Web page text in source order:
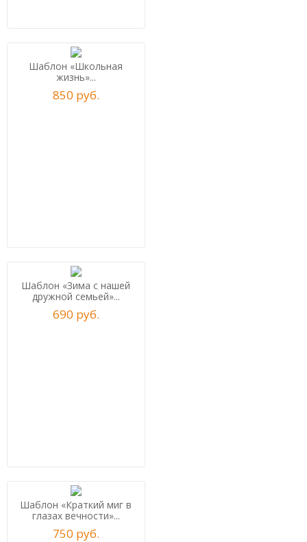
Шаблон «Школьная
жизнь»...
850 руб.
Шаблон «Зима с нашей
дружной семьей»...
690 руб.
Шаблон «Краткий миг в
глазах вечности»...
750 руб.